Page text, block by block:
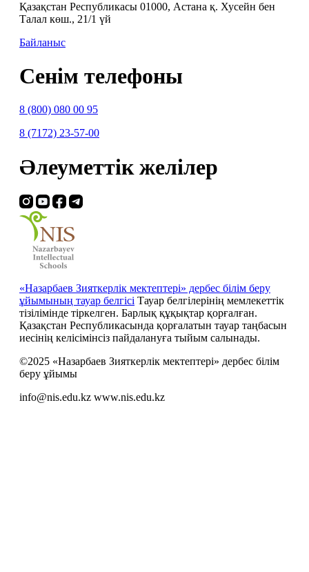
Қазақстан Республикасы 01000, Астана қ. Хусейн бен
Талал көш., 21/1 үй
Байланыс
Сенім телефоны
8 (800) 080 00 95
8 (7172) 23-57-00
Әлеуметтік желілер
«Назарбаев Зияткерлік мектептері» дербес білім беру
ұйымының тауар белгісі Тауар белгілерінің мемлекеттік
тізілімінде тіркелген. Барлық құқықтар қорғалған.
Қазақстан Республикасында қорғалатын тауар таңбасын
иесiнiң келiсiмiнсiз пайдалануға тыйым салынады.
©2025 «Назарбаев Зияткерлік мектептері» дербес білім
беру ұйымы
info@nis.edu.kz www.nis.edu.kz